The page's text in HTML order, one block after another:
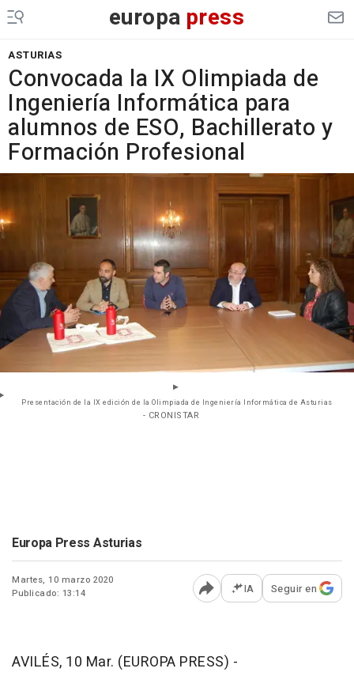
europa press
ASTURIAS
Convocada la IX Olimpiada de
Ingeniería Informática para
alumnos de ESO, Bachillerato y
Formación Profesional
Presentación de la IX edición de la Olimpiada de Ingeniería Informática de Asturias
- CRONISTAR
Europa Press Asturias
Martes, 10 marzo 2020
Publicado: 13:14
Abrir opciones para
IA Seguir en
AVILÉS, 10 Mar. (EUROPA PRESS) -